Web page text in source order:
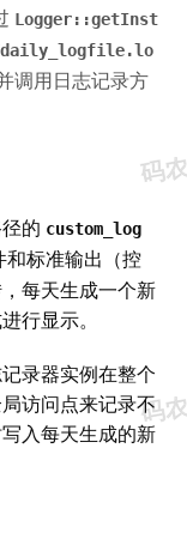
Logger::getInst
daily_logfile.lo
调用日志记录方
的 custom_log
和标准输出（控
每天生成一个新
行显示。
录器实例在整个
访问点来记录不
入每天生成的新